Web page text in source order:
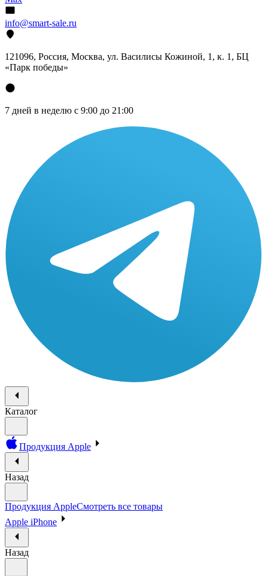
info@smart-sale.ru
121096, Россия, Москва, ул. Василисы Кожиной, 1, к. 1, БЦ
«Парк победы»
7 дней в неделю с 9:00 до 21:00
Каталог
Продукция Apple
Назад
Продукция AppleСмотреть все товары
Apple iPhone
Назад